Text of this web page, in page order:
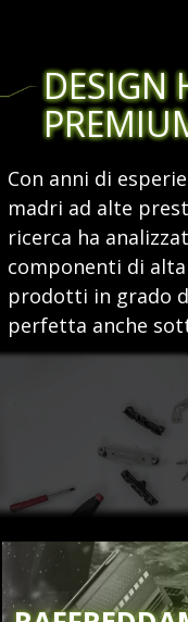
DESIGN
Con anni di
madri ad alte
ricerca ha
componenti di
prodotti in grado
perfetta anche